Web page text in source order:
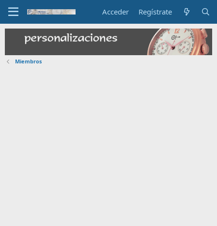
Acceder Regístrate
Miembros